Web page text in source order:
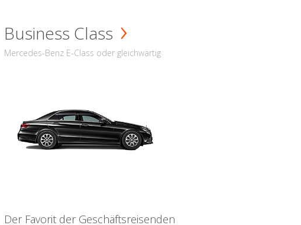
Business Class
Mercedes-Benz E-Class oder gleichwärtig
Der Favorit der Geschäftsreisenden